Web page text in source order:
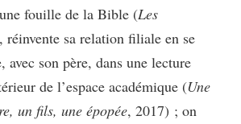
fouille de la Bible (Les
réinvente sa relation filiale en se
avec son père, dans une lecture
de l’espace académique (Une
un fils, une épopée, 2017) ; on